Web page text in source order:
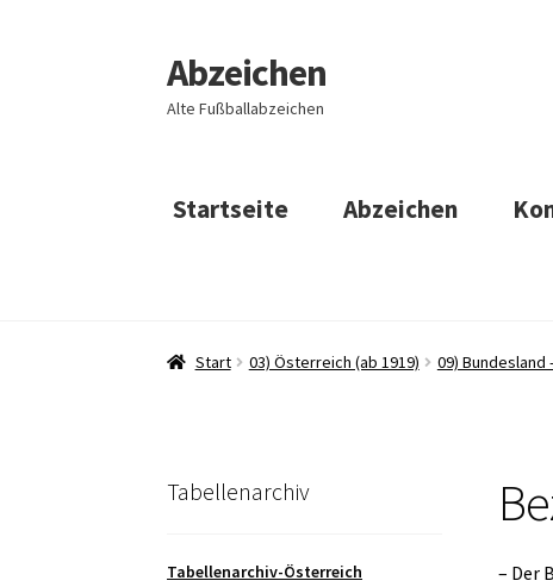
Zur
Navigation
springen
Zum
Inhalt
springen
Abzeichen
Alte Fußballabzeichen
Startseite Abzeichen
Start 03) Österreich (ab 1919) 09) Bundesland
– Der
Tabellenarchiv
Tabellenarchiv-Österreich